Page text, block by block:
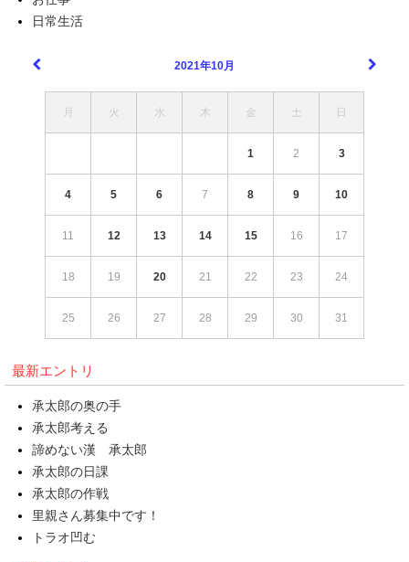
日常生活
2021年10月
月 火 水 木 金 土 日
1 2 3
4 5 6 7 8 9 10
11 12 13 14 15 16 17
18 19 20 21 22 23 24
25 26 27 28 29 30 31
最新エントリ
承太郎の奥の手
承太郎考える
諦めない漢 承太郎
承太郎の日課
承太郎の作戦
里親さん募集中です！
トラオ凹む